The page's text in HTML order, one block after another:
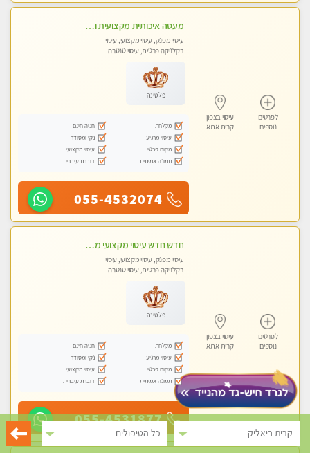
קרית ביאליק כל הטיפולים
לפרטים
נוספים
עיסוי בצפון
קרית אתא
מעסה איכותית מקצועית ומפנקת. מומלץ !!אבנים חמות
עיסוי מפנק, עיסוי מקצועי, עיסוי
בקלניקה פרטית, עיסוי טנטרה
פלטינה
מקלחת
חניה חינם
עיסוי מרגיע
נקי ומסודר
מקום פרטי
עיסוי מקצועי
תמונה אמיתית
דוברת עיברית
055-4532074
לפרטים
נוספים
עיסוי בצפון
קרית אתא
חדש חדש עיסוי מקצועי מפנק עיסוי עם אבנים חמות. מעסה עם תעודות. טיפול מרגיע משוחרר באווירה נעימה נקיה ומסודרת
עיסוי מפנק, עיסוי מקצועי, עיסוי
בקלניקה פרטית, עיסוי טנטרה
פלטינה
מקלחת
חניה חינם
עיסוי מרגיע
נקי ומסודר
מקום פרטי
עיסוי מקצועי
תמונה אמיתית
דוברת עיברית
055-4531877